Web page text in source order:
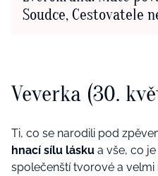
Soudce, Cestovatele
Veverka (30.
Ti, co se narodili pod
hnací sílu lásku a vše, co
společenští tvorové a